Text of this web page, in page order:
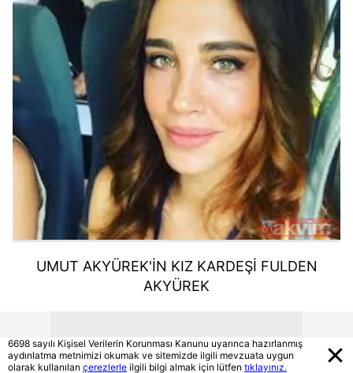
UMUT AKYÜREK'İN KIZ KARDEŞİ FULDEN
AKYÜREK
6698 sayılı Kişisel Verilerin Korunması Kanunu uyarınca hazırlanmış
aydınlatma metnimizi okumak ve sitemizde ilgili mevzuata uygun
olarak kullanılan çerezlerle ilgili bilgi almak için lütfen tıklayınız.